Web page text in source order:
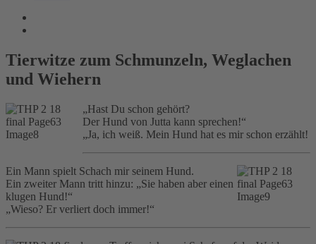
Tierwitze zum Schmunzeln, Weglachen
und Wiehern
„Hast Du schon gehört?
Der Hund von Jutta kann sprechen!“
„Ja, ich weiß. Mein Hund hat es mir schon erzählt!
Ein Mann spielt Schach mir seinem Hund.
Ein zweiter Mann tritt hinzu: „Sie haben aber einen
klugen Hund!“
„Wieso? Er verliert doch immer!“